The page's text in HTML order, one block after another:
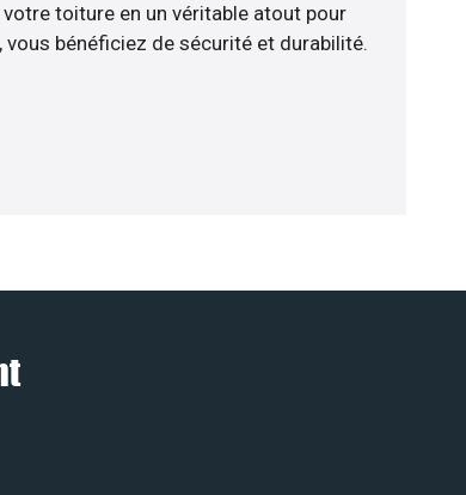
toiture en un véritable atout pour
bénéficiez de sécurité et durabilité.